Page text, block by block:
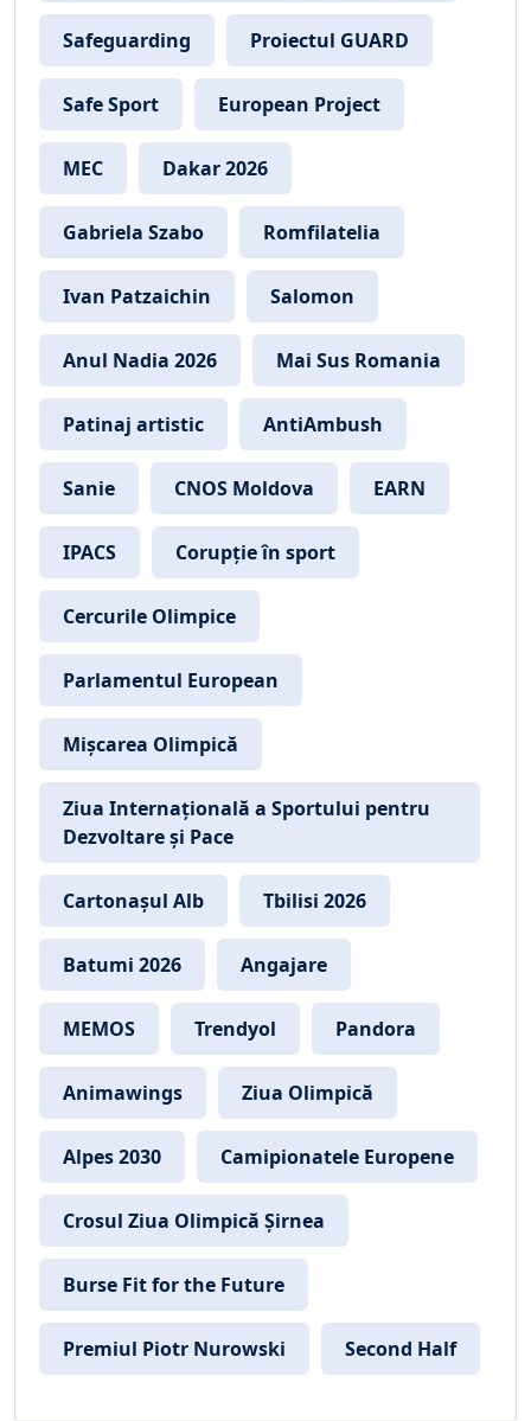
Safeguarding Proiectul GUARD
Safe Sport European Project
MEC Dakar 2026
Gabriela Szabo Romfilatelia
Ivan Patzaichin Salomon
Anul Nadia 2026 Mai Sus Romania
Patinaj artistic AntiAmbush
Sanie CNOS Moldova EARN
IPACS Corupție în sport
Cercurile Olimpice
Parlamentul European
Mișcarea Olimpică
Ziua Internațională a Sportului pentru
Dezvoltare și Pace
Cartonașul Alb Tbilisi 2026
Batumi 2026 Angajare
MEMOS Trendyol Pandora
Animawings Ziua Olimpică
Alpes 2030 Camipionatele Europene
Crosul Ziua Olimpică Șirnea
Burse Fit for the Future
Premiul Piotr Nurowski Second Half